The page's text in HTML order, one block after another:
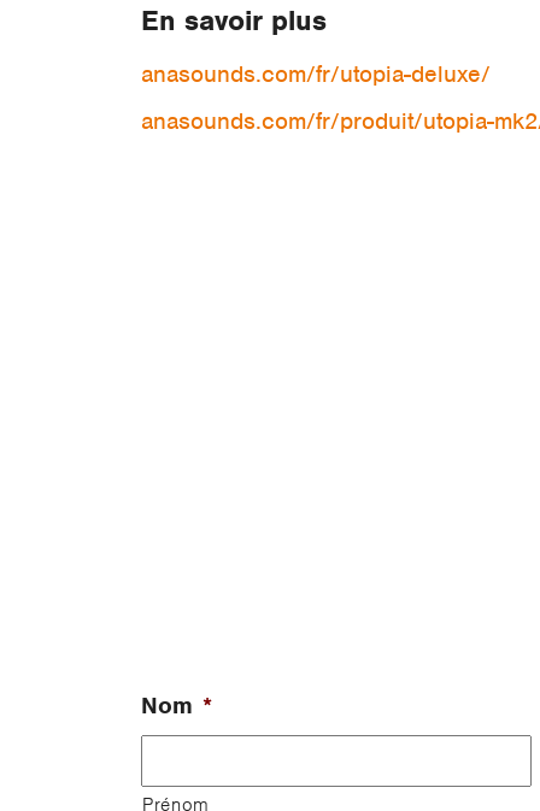
En savoir plus
anasounds.com/fr/utopia-deluxe/
anasounds.com/fr/produit/utopia-
Nom *
Prénom